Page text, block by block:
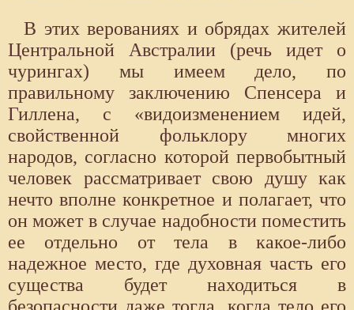
В этих верованиях и обрядах жителей
Центральной Австралии (речь идет о
чурингах) мы имеем дело, по
правильному заключению Спенсера и
Гиллена, с «видоизменением идей,
свойственной фольклору многих
народов, согласно которой первобытный
человек рассматривает свою душу как
нечто вполне конкретное и полагает, что
он может в случае надобности поместить
ее отдельно от тела в какое-либо
надежное место, где духовная часть его
существа будет находиться в